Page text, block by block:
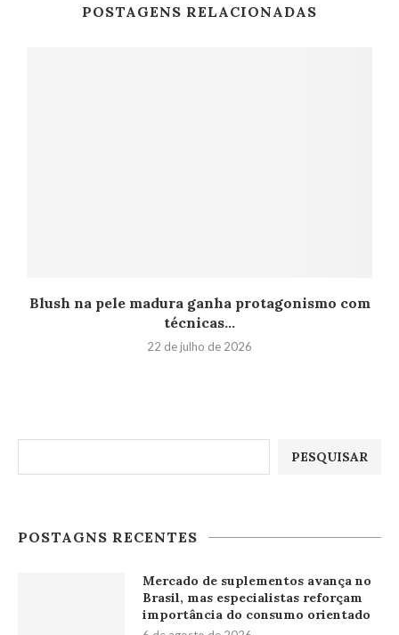
POSTAGENS RELACIONADAS
Blush na pele madura ganha protagonismo com
técnicas...
22 de julho de 2026
PESQUISAR
POSTAGNS RECENTES
Mercado de suplementos avança no
Brasil, mas especialistas reforçam
importância do consumo orientado